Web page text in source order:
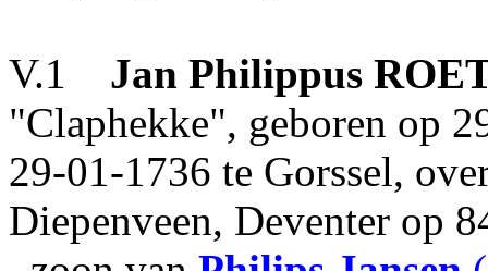
V.1 Jan Philippus
"Claphekke", geboren op
29-01-1736 te Gorssel,
Diepenveen, Deventer op